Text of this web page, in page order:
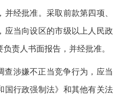
并经批准。采取前款第四项、
应当向设区的市级以上人民政
负责人书面报告 ， 并经批准。
查涉嫌不正当竞争行为 ， 应当
国行政强制法》和其他有关法